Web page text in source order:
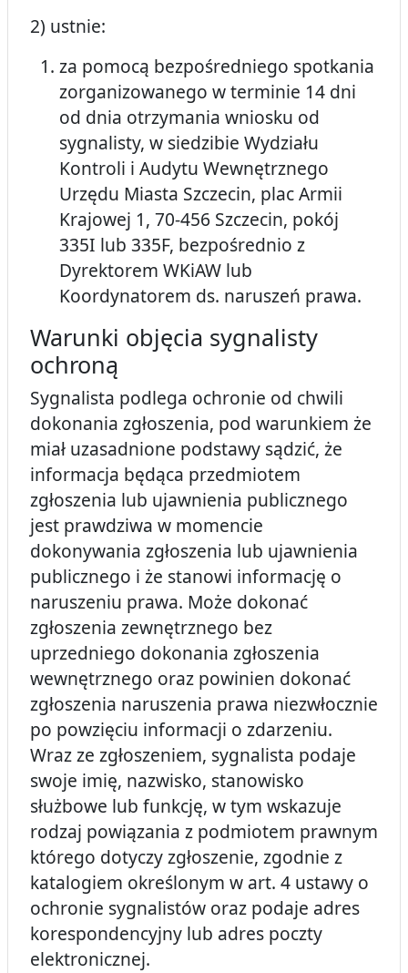
2) ustnie:
za pomocą bezpośredniego spotkania
zorganizowanego w terminie 14 dni
od dnia otrzymania wniosku od
sygnalisty, w siedzibie Wydziału
Kontroli i Audytu Wewnętrznego
Urzędu Miasta Szczecin, plac Armii
Krajowej 1, 70-456 Szczecin, pokój
335I lub 335F, bezpośrednio z
Dyrektorem WKiAW lub
Koordynatorem ds. naruszeń prawa.
Warunki objęcia sygnalisty
ochroną
Sygnalista podlega ochronie od chwili
dokonania zgłoszenia, pod warunkiem że
miał uzasadnione podstawy sądzić, że
informacja będąca przedmiotem
zgłoszenia lub ujawnienia publicznego
jest prawdziwa w momencie
dokonywania zgłoszenia lub ujawnienia
publicznego i że stanowi informację o
naruszeniu prawa. Może dokonać
zgłoszenia zewnętrznego bez
uprzedniego dokonania zgłoszenia
wewnętrznego oraz powinien dokonać
zgłoszenia naruszenia prawa niezwłocznie
po powzięciu informacji o zdarzeniu.
Wraz ze zgłoszeniem, sygnalista podaje
swoje imię, nazwisko, stanowisko
służbowe lub funkcję, w tym wskazuje
rodzaj powiązania z podmiotem prawnym
którego dotyczy zgłoszenie, zgodnie z
katalogiem określonym w art. 4 ustawy o
ochronie sygnalistów oraz podaje adres
korespondencyjny lub adres poczty
elektronicznej.